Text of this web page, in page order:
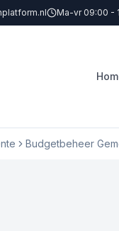
Ma-vr 09:00 -
Budgetbeheer